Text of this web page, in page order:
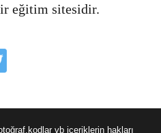
eğitim sitesidir.
vb içeriklerin hakları